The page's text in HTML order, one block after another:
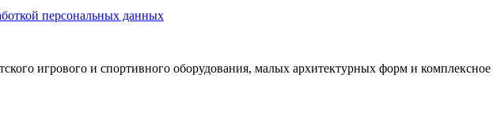
персональных данных
игрового и спортивного оборудования, малых архитектурных форм и комплексное